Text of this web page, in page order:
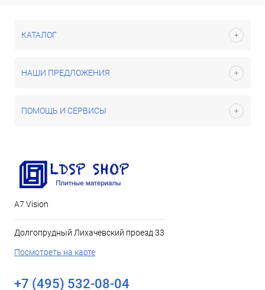
КАТАЛОГ
НАШИ ПРЕДЛОЖЕНИЯ
ПОМОЩЬ И СЕРВИСЫ
А7 Vision
Долгопрудный Лихачевский проезд 33
Посмотреть на карте
+7 (495) 532-08-04